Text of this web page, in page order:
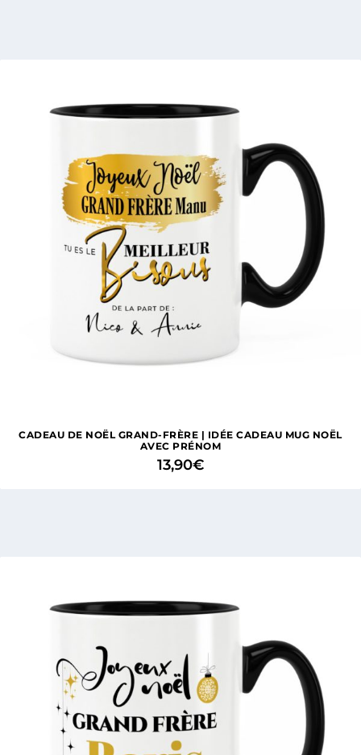
CADEAU DE NOËL GRAND-FRÈRE | IDÉE CADEAU MUG NOËL
AVEC PRÉNOM
13,90€